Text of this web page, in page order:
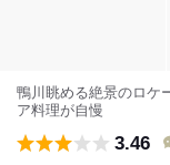
鴨川眺める絶景のロケ
ア料理が自慢
3.46